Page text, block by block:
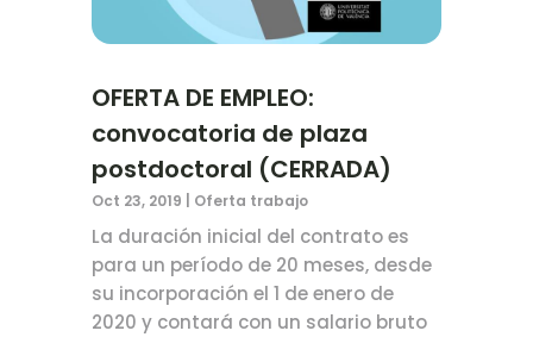
OFERTA DE EMPLEO:
convocatoria de plaza
postdoctoral (CERRADA)
Oct 23, 2019 Oferta trabajo
La duración inicial del contrato es
para un período de 20 meses, desde
su incorporación el 1 de enero de
2020 y contará con un salario bruto